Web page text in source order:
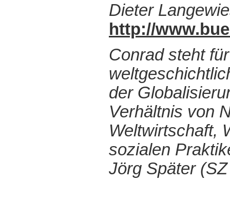
Dieter
http://
Conrad steht
der
Verhältnis von
Weltwirtschaft,
sozialen
Jörg Später